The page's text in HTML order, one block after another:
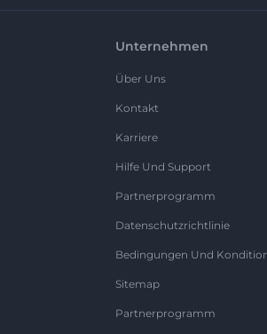
Unternehmen
Über Uns
Kontakt
Karriere
Hilfe Und Support
Partnerprogramm
Datenschutzrichtlinie
Bedingungen Und
Sitemap
Partnerprogramm